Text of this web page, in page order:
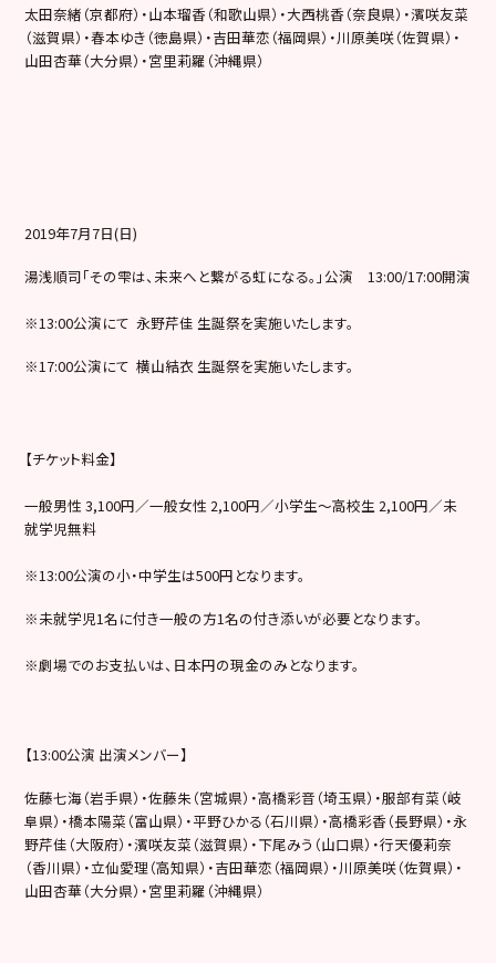
太田奈緒（京都府）・山本瑠香（和歌山県）・大西桃香（奈良県）・濱咲友菜
（滋賀県）・春本ゆき（徳島県）・吉田華恋（福岡県）・川原美咲（佐賀県）・
山田杏華（大分県）・宮里莉羅（沖縄県）
2019年7月7日(日)
湯浅順司「その雫は、未来へと繋がる虹になる。」公演 13:00/17:00開演
※13:00公演にて 永野芹佳 生誕祭を実施いたします。
※17:00公演にて 横山結衣 生誕祭を実施いたします。
【チケット料金】
一般男性 3,100円／一般女性 2,100円／小学生～高校生 2,100円／未
就学児無料
※13:00公演の小・中学生は500円となります。
※未就学児1名に付き一般の方1名の付き添いが必要となります。
※劇場でのお支払いは、日本円の現金のみとなります。
【13:00公演 出演メンバー】
佐藤七海（岩手県）・佐藤朱（宮城県）・高橋彩音（埼玉県）・服部有菜（岐
阜県）・橋本陽菜（富山県）・平野ひかる（石川県）・高橋彩香（長野県）・永
野芹佳（大阪府）・濱咲友菜（滋賀県）・下尾みう（山口県）・行天優莉奈
（香川県）・立仙愛理（高知県）・吉田華恋（福岡県）・川原美咲（佐賀県）・
山田杏華（大分県）・宮里莉羅（沖縄県）